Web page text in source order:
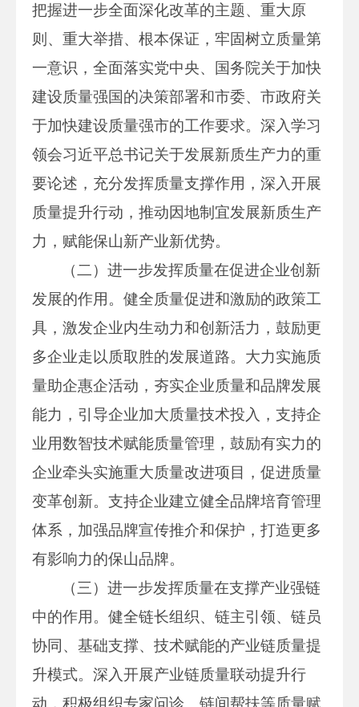
把握进一步全面深化改革的主题、重大原
则、重大举措、根本保证，牢固树立质量第
一意识，全面落实党中央、国务院关于加快
建设质量强国的决策部署和市委、市政府关
于加快建设质量强市的工作要求。深入学习
领会习近平总书记关于发展新质生产力的重
要论述，充分发挥质量支撑作用，深入开展
质量提升行动，推动因地制宜发展新质生产
力，赋能保山新产业新优势。
（二）进一步发挥质量在促进企业创新
发展的作用。健全质量促进和激励的政策工
具，激发企业内生动力和创新活力，鼓励更
多企业走以质取胜的发展道路。大力实施质
量助企惠企活动，夯实企业质量和品牌发展
能力，引导企业加大质量技术投入，支持企
业用数智技术赋能质量管理，鼓励有实力的
企业牵头实施重大质量改进项目，促进质量
变革创新。支持企业建立健全品牌培育管理
体系，加强品牌宣传推介和保护，打造更多
有影响力的保山品牌。
（三）进一步发挥质量在支撑产业强链
中的作用。健全链长组织、链主引领、链员
协同、基础支撑、技术赋能的产业链质量提
升模式。深入开展产业链质量联动提升行
动，积极组织专家问诊、链间帮扶等质量赋